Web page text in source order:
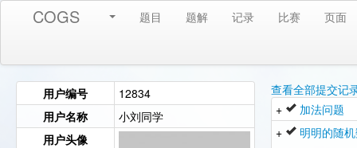
COGS 题目 题解 记录 比赛 页面
用户编号
12834
用户名称
小刘同学
用户头像
查看全部提交记
+
加法问题
+
明明的随